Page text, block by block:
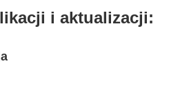
i aktualizacji: